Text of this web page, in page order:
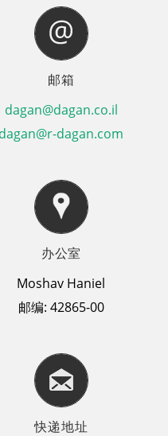
邮箱
dagan@dagan.co.il
dagan@r-dagan.com
办公室
Moshav Haniel
邮编: 42865-00
快递地址